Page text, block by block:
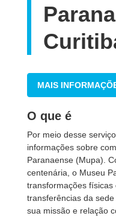
MAIS
O que é
Por meio desse
informações sobre
Paranaense (Mupa).
centenária, o Museu
transformações
transferências da
sua missão e relação